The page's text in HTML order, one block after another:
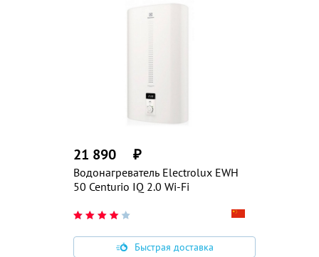
Водонагреватель Electrolux EWH
50 Centurio IQ 2.0 Wi-Fi
21 890 ₽
Быстрая доставка